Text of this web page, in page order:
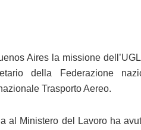
Aires la missione
della Federazione
Trasporto Aereo.
al Ministero del Lavoro ha